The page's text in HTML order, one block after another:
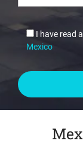
I have read
Mexico